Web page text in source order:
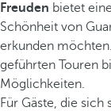
Freuden bietet
Schönheit von
erkunden
geführten Touren
Möglichkeiten.
Für Gäste, die